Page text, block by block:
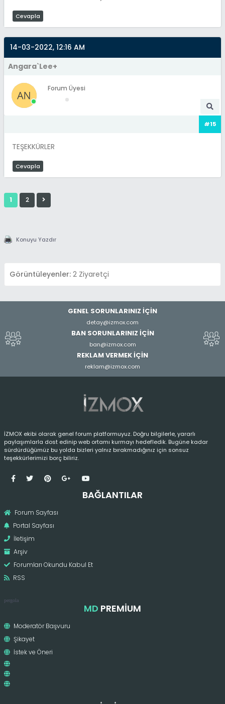
Cevapla
14-03-2022, 12:16 AM
Angara`Lee+
Forum Üyesi
#15
TEŞEKKÜRLER
Cevapla
1 2
Konuyu Yazdır
Görüntüleyenler: 2 Ziyaretçi
GENEL SORUNLARINIZ İÇİN
detay@izmox.com
BAN SORUNLARINIZ İÇİN
ban@izmox.com
REKLAM VERMEK İÇİN
reklam@izmox.com
İZMOX ekibi olarak genel forum platformuyuz. Doğru bilgilerle, yararlı
paylaşımlarla dost edinip web ortamı kurmayı hedefledik. Bugüne kadar
sürdürdüğümüz bu yolda bizleri yalnız bırakmadığınız için sonsuz
teşekkürlerimizi borç biliriz.
BAĞLANTILAR
Forum Sayfası
Portal Sayfası
İletişim
Arşiv
Forumları Okundu Kabul Et
RSS
pergola
MD PREMIUM
Moderatör Başvuru
Şikayet
İstek ve Öneri